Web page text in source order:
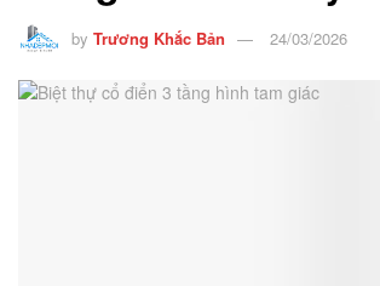
by Trương Khắc Bản 24/03/2026